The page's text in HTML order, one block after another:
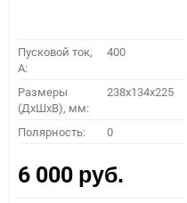
Пусковой ток,
A:
400
Размеры
(ДхШхВ), мм:
238х134х225
Полярность: 0
6 000 руб.